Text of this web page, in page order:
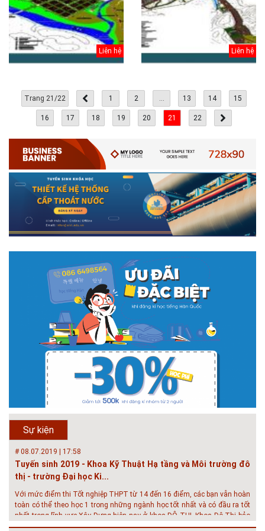
Liên hệ Liên hệ
Trang 21/22 1 2 13 14 15
16 17 18 19 20 21 22
Sự kiện
# 05.04.2025 | 17:16
Tuyển sinh 2025, Khoa kỹ thuật hạ tầng và môi trường đô thị
- Đại học Kiến trúc...
Thông tin tuyển sinh đại học 2025 Khoa kỹ thuật hạ tầng và môi trường
đô thị - Đại học Kiến trúc Hà Nội Tuyển sinh đại học với 280 chỉ tiêu, thời
gian đào tạo 4,5 năm
# 05.04.2020 | 20:30
GIAO LƯU TRỰC TUYẾN - TƯ VẤN TUYỂN SINH ĐẠI HỌC
CHÍNH QUY ĐẠI HỌC KIẾN TRÚC NĂM...
Năm nay, kỳ thi THPT quốc gia dự kiến diễn ra vào tháng 8. Trường Đại
học Kiến trúc Hà Nội chúc các bạn học sinh cuối cấp ôn thi thật tốt MỜI
QUÝ PHỤ HUYNH VÀ CÁC EM ĐÓN XEM GIAO LƯU TRỰC TUYẾN "TƯ
VẤN TUYỂN SINH ĐẠI H...
# 08.07.2019 | 17:58
Tuyến sinh 2019 - Khoa Kỹ Thuật Hạ tầng và Môi trường đô
thị - trường Đại học Ki...
Với mức điểm thi Tốt nghiệp THPT từ 14 đến 16 điểm, các bạn vẫn hoàn
toàn có thể theo học 1 trong những ngành học tốt nhất và có đầu ra tốt
nhất trong lĩnh vực Xây Dựng hiện nay ở khoa ĐÔ THỊ. Khoa Đô Thị bảo
đảm 100% t...